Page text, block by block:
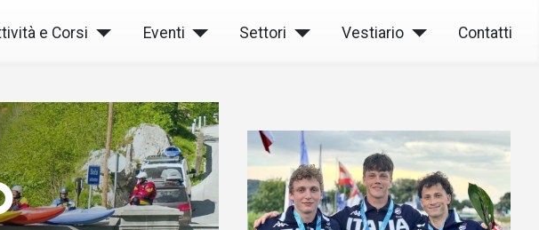
e Corsi Eventi Settori Vestiario Contatti